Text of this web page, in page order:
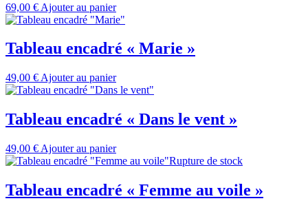
69,00 € Ajouter au panier
Tableau encadré « Marie »
49,00 € Ajouter au panier
Tableau encadré « Dans le vent »
49,00 € Ajouter au panier
Rupture de stock
Tableau encadré « Femme au voile »